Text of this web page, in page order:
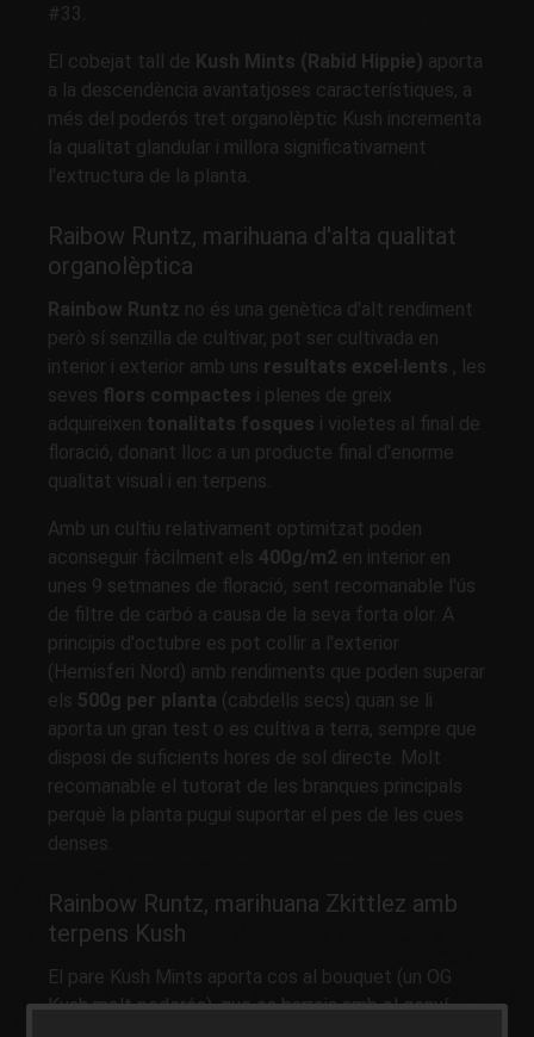
#33.
El cobejat tall de Kush Mints (Rabid Hippie) aporta
a la descendència avantatjoses característiques, a
més del poderós tret organolèptic Kush incrementa
la qualitat glandular i millora significativament
l'extructura de la planta.
Raibow Runtz, marihuana d'alta qualitat
organolèptica
Rainbow Runtz no és una genètica d'alt rendiment
però sí senzilla de cultivar, pot ser cultivada en
interior i exterior amb uns resultats excel·lents , les
seves flors compactes i plenes de greix
adquireixen tonalitats fosques i violetes al final de
floració, donant lloc a un producte final d'enorme
qualitat visual i en terpens.
Amb un cultiu relativament optimitzat poden
aconseguir fàcilment els 400g/m2 en interior en
unes 9 setmanes de floració, sent recomanable l'ús
de filtre de carbó a causa de la seva forta olor. A
principis d'octubre es pot collir a l'exterior
(Hemisferi Nord) amb rendiments que poden superar
els 500g per planta (cabdells secs) quan se li
aporta un gran test o es cultiva a terra, sempre que
disposi de suficients hores de sol directe. Molt
recomanable el tutorat de les branques principals
perquè la planta pugui suportar el pes de les cues
denses.
Rainbow Runtz, marihuana Zkittlez amb
terpens Kush
El pare Kush Mints aporta cos al bouquet (un OG
Kush molt poderós), que es barreja amb el genuí